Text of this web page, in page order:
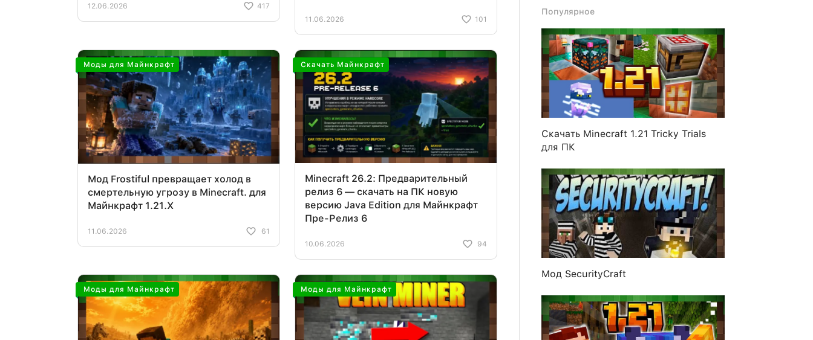
12.06.2026 417
11.06.2026 101
Моды для Майнкрафт
Мод Frostiful превращает холод в
смертельную угрозу в Minecraft. для
Майнкрафт 1.21.Х
11.06.2026 61
Скачать Майнкрафт
Minecraft 26.2: Предварительный
релиз 6 — скачать на ПК новую
версию Java Edition для Майнкрафт
Пре-Релиз 6
10.06.2026 94
Моды для Майнкрафт Моды для Майнкрафт
Популярное
Скачать Minecraft 1.21 Tricky Trials
для ПК
Мод SecurityCraft